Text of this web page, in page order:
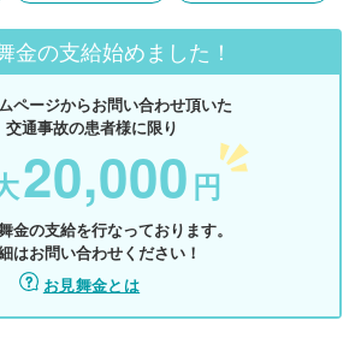
金の支給始めました！
ページからお問い合わせ頂いた
交通事故の患者様に限り
20,000 円
金の支給を行なっております。
はお問い合わせください！
お見舞金とは